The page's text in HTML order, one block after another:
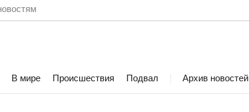
В мире Происшествия Подвал Архив новостей